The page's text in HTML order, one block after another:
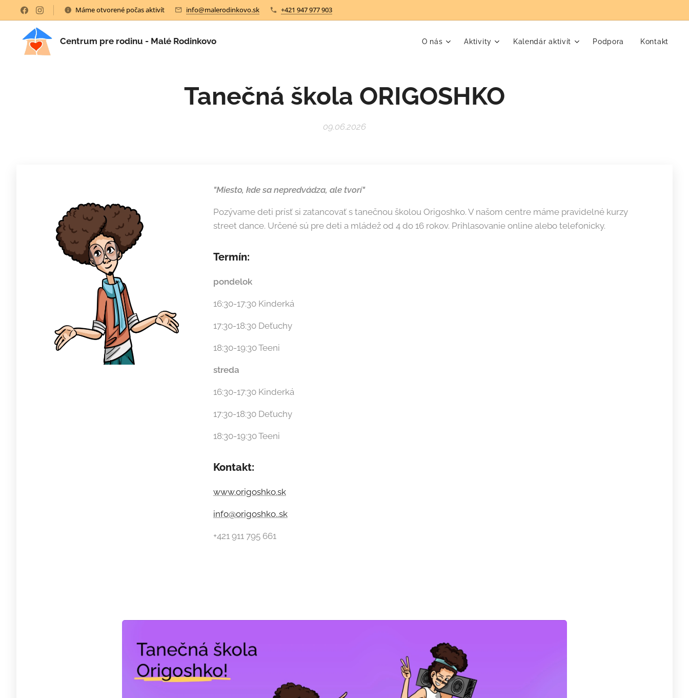
Máme otvorené počas aktivít info@malerodinkovo.sk +421 947 977 903
Centrum pre rodinu - Malé Rodinkovo O nás Aktivity Kalendár aktivít Podpora Kontakt
Tanečná škola ORIGOSHKO
09.06.2026
"Miesto, kde sa nepredvádza, ale tvorí"
Pozývame deti prísť si zatancovať s tanečnou školou Origoshko. V našom centre máme pravidelné kurzy
street dance. Určené sú pre deti a mládež od 4 do 16 rokov. Prihlasovanie online alebo telefonicky.
Termín:
pondelok
16:30-17:30 Kinderká
17:30-18:30 Deťuchy
18:30-19:30 Teeni
streda
16:30-17:30 Kinderká
17:30-18:30 Deťuchy
18:30-19:30 Teeni
Kontakt:
www.origoshko.sk
info@origoshko..sk
+421 911 795 661